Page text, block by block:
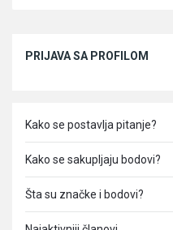
PRIJAVA SA PROFILOM
Kako se postavlja pitanje?
Kako se sakupljaju bodovi?
Šta su značke i bodovi?